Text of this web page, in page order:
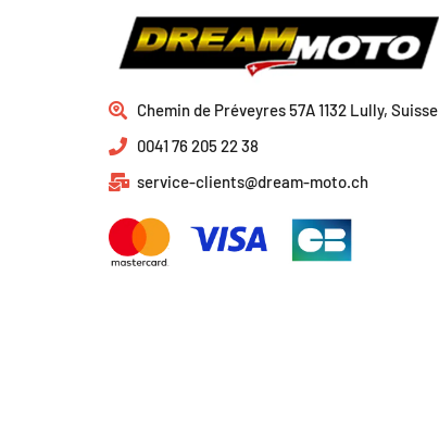
Chemin de Préveyres 57A 1132 Lully, Suisse
0041 76 205 22 38
service-clients@dream-moto.ch